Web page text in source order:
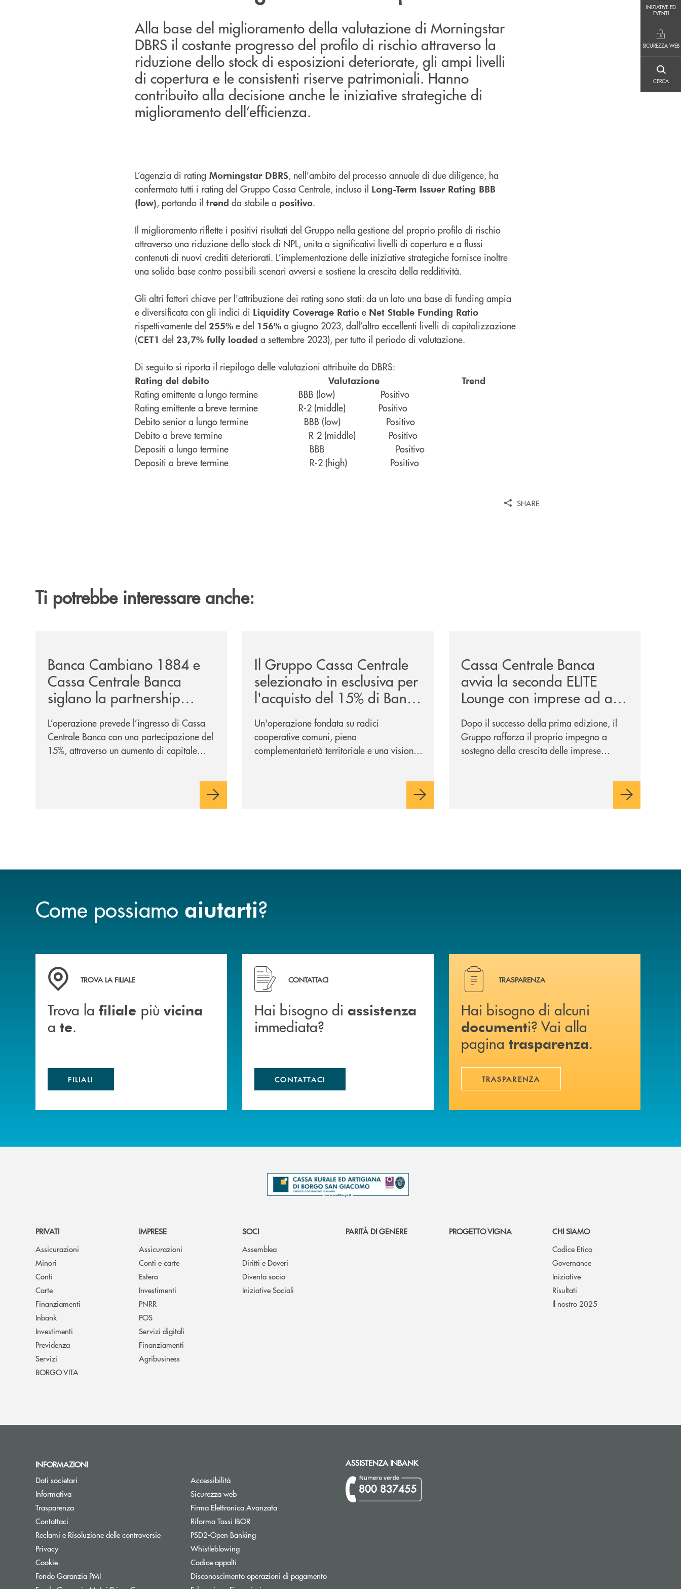
INIZIATIVE ED
EVENTI
SICUREZZA WEB
CERCA
Alla base del miglioramento della valutazione di Morningstar
DBRS il costante progresso del profilo di rischio attraverso la
riduzione dello stock di esposizioni deteriorate, gli ampi livelli
di copertura e le consistenti riserve patrimoniali. Hanno
contribuito alla decisione anche le iniziative strategiche di
miglioramento dell’efficienza.
L’agenzia di rating Morningstar DBRS, nell'ambito del processo annuale di due diligence, ha
confermato tutti i rating del Gruppo Cassa Centrale, incluso il Long-Term Issuer Rating BBB
(low), portando il trend da stabile a positivo.
Il miglioramento riflette i positivi risultati del Gruppo nella gestione del proprio profilo di rischio
attraverso una riduzione dello stock di NPL, unita a significativi livelli di copertura e a flussi
contenuti di nuovi crediti deteriorati. L’implementazione delle iniziative strategiche fornisce inoltre
una solida base contro possibili scenari avversi e sostiene la crescita della redditività.
Gli altri fattori chiave per l'attribuzione dei rating sono stati: da un lato una base di funding ampia
e diversificata con gli indici di Liquidity Coverage Ratio e Net Stable Funding Ratio
rispettivamente del 255% e del 156% a giugno 2023, dall’altro eccellenti livelli di capitalizzazione
(CET1 del 23,7% fully loaded a settembre 2023), per tutto il periodo di valutazione.
Di seguito si riporta il riepilogo delle valutazioni attribuite da DBRS:
Rating del debito Valutazione Trend
Rating emittente a lungo termine BBB (low) Positivo
Rating emittente a breve termine R-2 (middle) Positivo
Debito senior a lungo termine BBB (low) Positivo
Debito a breve termine R-2 (middle) Positivo
Depositi a lungo termine BBB Positivo
Depositi a breve termine R-2 (high) Positivo
SHARE
Ti potrebbe interessare anche:
Banca Cambiano 1884 e
Cassa Centrale Banca
siglano la partnership
strategica
L’operazione prevede l’ingresso di Cassa
Centrale Banca con una partecipazione del
15%, attraverso un aumento di capitale
sulla condivisione di valori comuni e sulla
prossimità ai territori, per ampliare l’offerta
Il Gruppo Cassa Centrale
selezionato in esclusiva per
l'acquisto del 15% di Banca
Cambiano 1884
Un'operazione fondata su radici
cooperative comuni, piena
complementarietà territoriale e una visione
Cassa Centrale Banca
avvia la seconda ELITE
Lounge con imprese ad alto
potenziale
Dopo il successo della prima edizione, il
Gruppo rafforza il proprio impegno a
sostegno della crescita delle imprese
Come possiamo aiutarti?
Trova la filiale più vicina a te .
TROVA LA FILIALE
Trova la filiale più vicina
a te.
FILIALI
Hai bisogno di assistenza immediata?
CONTATTACI
Hai bisogno di assistenza
immediata?
CONTATTACI
Hai bisogno di alcuni document i? Vai alla pagina
TRASPARENZA
Hai bisogno di alcuni
documenti? Vai alla
pagina trasparenza.
TRASPARENZA
PRIVATI
Assicurazioni
Minori
Conti
Carte
Finanziamenti
Inbank
Investimenti
Previdenza
Servizi
BORGO VITA
IMPRESE
Assicurazioni
Conti e carte
Estero
Investimenti
PNRR
POS
Servizi digitali
Finanziamenti
Agribusiness
SOCI
Assemblea
Diritti e Doveri
Diventa socio
Iniziative Sociali
PARITÀ DI GENERE PROGETTO VIGNA
CHI SIAMO
Codice Etico
Governance
Iniziative
Risultati
Il nostro 2025
INFORMAZIONI
Dati societari
Informativa
Trasparenza
Contattaci
Reclami e Risoluzione delle controversie
Privacy
Cookie
Fondo Garanzia PMIApre una nuova finestra
Accessibilità
Sicurezza web
Firma Elettronica Avanzata
Riforma Tassi IBORApre una nuova finestra
PSD2-Open BankingApre una nuova finestra
Whistleblowing
Codice appalti
Disconoscimento operazioni di pagamento
ASSISTENZA INBANK
800 837455